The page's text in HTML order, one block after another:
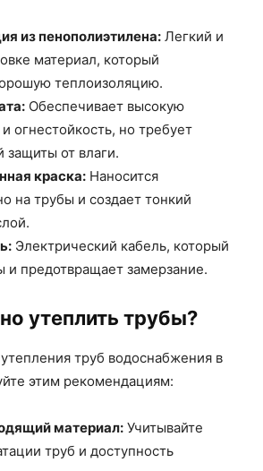
из пенополиэтилена: Легкий и
материал, который
теплоизоляцию.
Обеспечивает высокую
огнестойкость, но требует
защиты от влаги.
краска: Наносится
на трубы и создает тонкий
Электрический кабель, который
и предотвращает замерзание.
утеплить трубы?
труб водоснабжения в
этим рекомендациям:
материал: Учитывайте
труб и доступность